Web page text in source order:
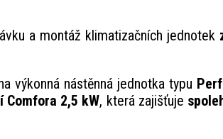
a montáž klimatizačních jednotek
výkonná nástěnná jednotka typu
2,5 kW, která zajišťuje